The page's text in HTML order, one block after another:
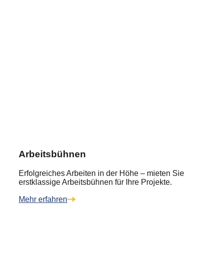
Arbeitsbühnen
Erfolgreiches Arbeiten in der Höhe – mieten Sie
erstklassige Arbeitsbühnen für Ihre Projekte.
Mehr erfahren